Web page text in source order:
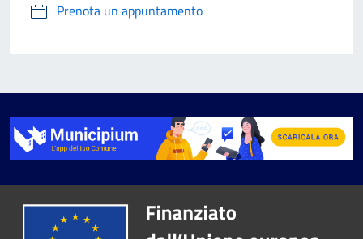
Prenota un appuntamento